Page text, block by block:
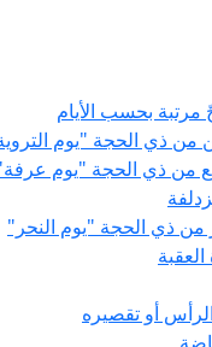
مرتبة بحسب الأيام
من ذي الحجة "يوم
من ذي الحجة "يوم
من ذي الحجة "يوم النحر"
أو تقصيره